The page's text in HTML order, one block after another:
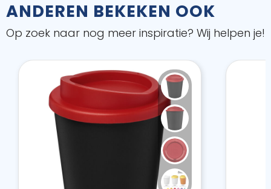
ANDEREN BEKEKEN OOK
Op zoek naar nog meer inspiratie? Wij helpen je!